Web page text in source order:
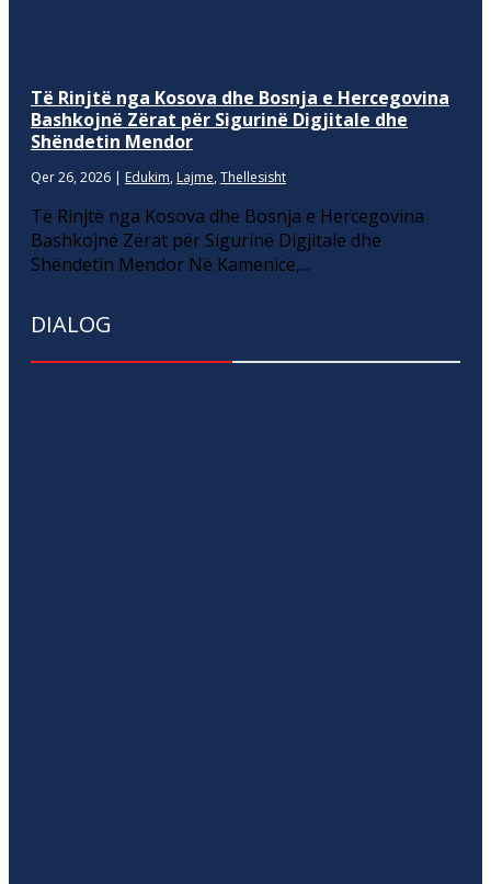
Të Rinjtë nga Kosova dhe Bosnja e Hercegovina
Bashkojnë Zërat për Sigurinë Digjitale dhe
Shëndetin Mendor
Qer 26, 2026 | Edukim, Lajme, Thellesisht
Të Rinjtë nga Kosova dhe Bosnja e Hercegovina
Bashkojnë Zërat për Sigurinë Digjitale dhe
Shëndetin Mendor Në Kamenicë,...
DIALOG